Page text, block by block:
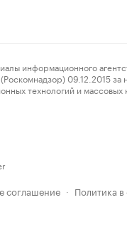
09.12.2015
технологий и
соглашение · Политика